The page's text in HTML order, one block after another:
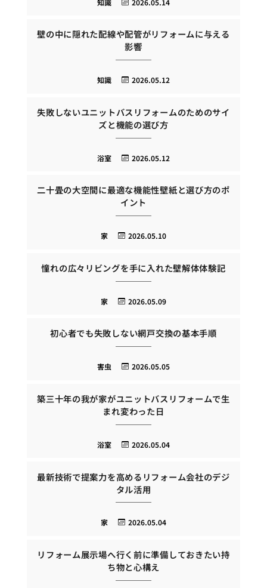
壁の中に隠れた配線や配管がリフォームに与える
影響
2026.05.12
知識
失敗しないユニットバスリフォームのためのサイ
ズと機能の選び方
2026.05.12
浴室
二十畳の大空間に最適な機能性壁紙と選び方のポ
イント
2026.05.10
家
憧れの広々リビングを手に入れた壁解体体験記
2026.05.09
家
初心者でも失敗しない網戸交換の基本手順
2026.05.05
害虫
築三十年の我が家がユニットバスリフォームで生
まれ変わった日
2026.05.04
浴室
最新技術で提案力を高めるリフォーム会社のデジ
タル活用
2026.05.04
家
リフォーム展示場へ行く前に準備しておきたい持
ち物と心構え